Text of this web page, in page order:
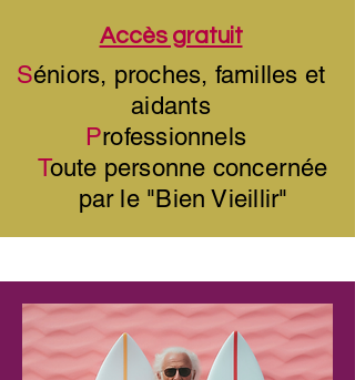
Accès gratuit
Séniors, proches, familles et
aidants
Professionnels
Toute personne concernée
par le "Bien Vieillir"